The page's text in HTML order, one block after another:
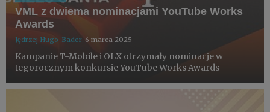
VML z dwiema nominacjami YouTube Works
Awards
Jędrzej Hugo-Bader 6 marca 2025
Kampanie T-Mobile i OLX otrzymały nominacje w
tegorocznym konkursie YouTube Works Awards